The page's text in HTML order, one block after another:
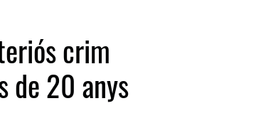
crim
de 20 anys